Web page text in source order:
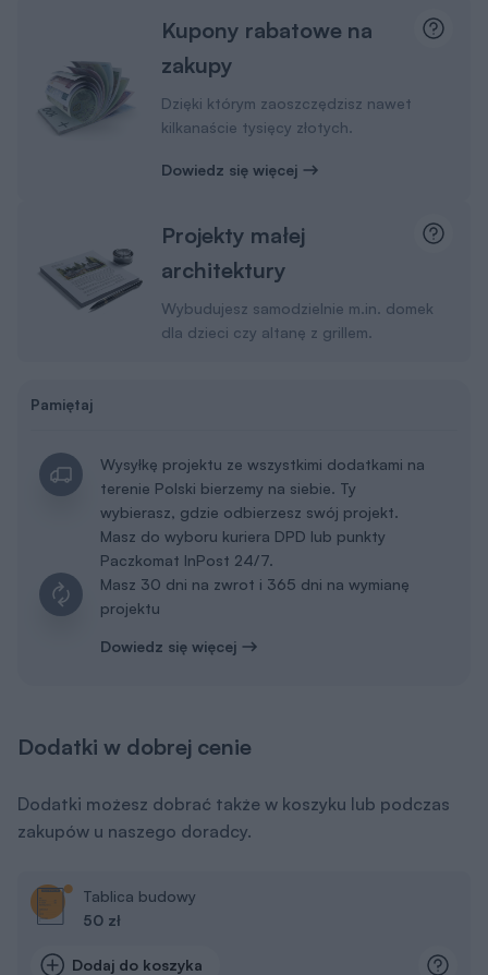
Kupony rabatowe na
zakupy
Dzięki którym zaoszczędzisz nawet
kilkanaście tysięcy złotych.
Dowiedz się więcej
Projekty małej
architektury
Wybudujesz samodzielnie m.in. domek
dla dzieci czy altanę z grillem.
Pamiętaj
Wysyłkę projektu ze wszystkimi dodatkami na
terenie Polski bierzemy na siebie. Ty
wybierasz, gdzie odbierzesz swój projekt.
Masz do wyboru kuriera DPD lub punkty
Paczkomat InPost 24/7.
Masz 30 dni na zwrot i 365 dni na wymianę
projektu
Dowiedz się więcej
Dodatki w dobrej cenie
Dodatki możesz dobrać także w koszyku lub podczas
zakupów u naszego doradcy.
Tablica budowy
50 zł
Dodaj do koszyka